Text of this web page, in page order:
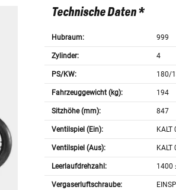
Technische Daten *
Hubraum: 999
Zylinder: 4
PS/KW: 180/
Fahrzeuggewicht (kg): 194
Sitzhöhe (mm): 847
Ventilspiel (Ein): KALT
Ventilspiel (Aus): KALT
Leerlaufdrehzahl: 1400
Vergaserluftschraube: